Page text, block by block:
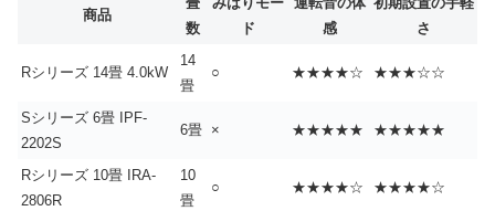
商品
数
ド
感
さ
Rシリーズ 14畳 4.0kW
14
畳
○ ★★★★☆ ★★★☆☆
Sシリーズ 6畳 IPF-
2202S
6畳 × ★★★★★ ★★★★★
Rシリーズ 10畳 IRA-
2806R
10
畳
○ ★★★★☆ ★★★★☆